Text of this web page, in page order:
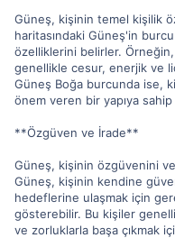
Güneş, kişinin temel kişilik
haritasındaki Güneş'in
özelliklerini belirler.
genellikle cesur, enerjik ve
Güneş Boğa burcunda ise,
önem veren bir yapıya sahip
**Özgüven ve İrade**
Güneş, kişinin özgüvenini
Güneş, kişinin kendine
hedeflerine ulaşmak için
gösterebilir. Bu kişiler
ve zorluklarla başa çıkmak